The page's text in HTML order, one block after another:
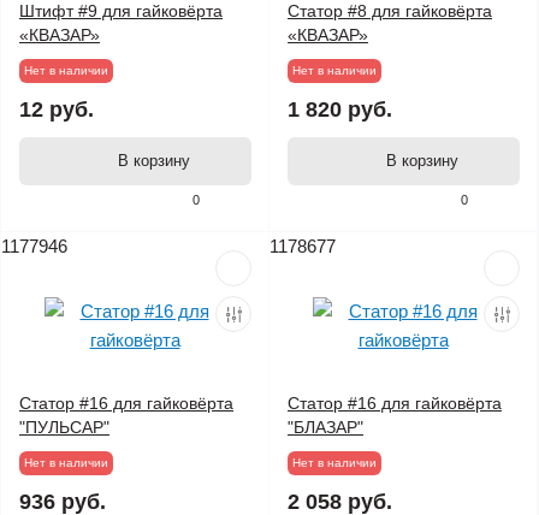
0
Штифт #9 для гайковёрта
«КВАЗАР»
Нет в наличии
12 руб.
В корзину
0
Статор #8 для гайковёрта
«КВАЗАР»
Нет в наличии
1 820 руб.
В корзину
1177946
Статор #16 для гайковёрта
"ПУЛЬСАР"
Нет в наличии
936 руб.
1178677
Статор #16 для гайковёрта
"БЛАЗАР"
Нет в наличии
2 058 руб.